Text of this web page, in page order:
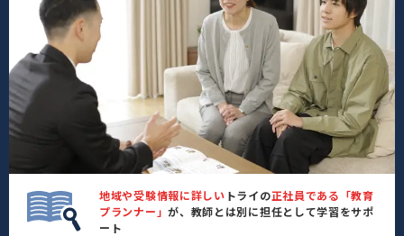
地域や受験情報に詳しい トライの正社員である「教育
プランナー」が、教師とは別に担任として学習をサポ
ート